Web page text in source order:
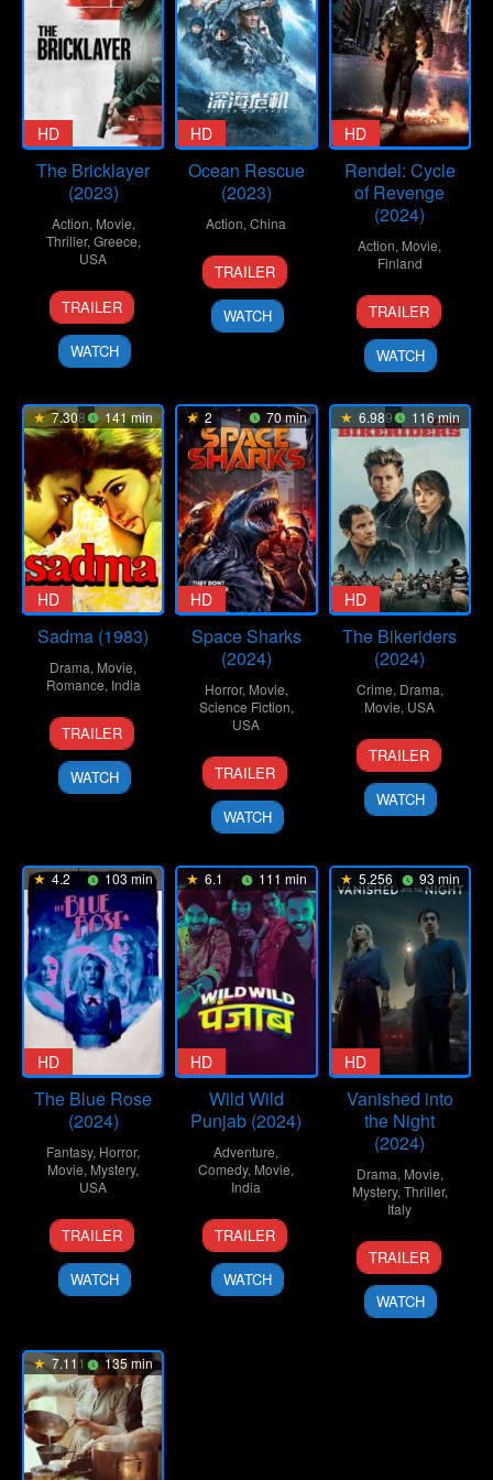
HD
The Bricklayer
(2023)
Action, Movie,
Thriller, Greece,
USA
14
Dec
2023
Renny
Harlin
TRAILER
WATCH
HD
Ocean Rescue
(2023)
Action,China
15
Apr
2023
Dong
Shen
TRAILER
WATCH
HD
Rendel: Cycle
of Revenge
(2024)
Action, Movie,
Finland
28
Jun
2024
Jesse
Haaja
TRAILER
WATCH
7.308 141 min
HD
Sadma (1983)
Drama, Movie,
Romance, India
8
Jul
1983
Balu
Mahendra
TRAILER
WATCH
2 70 min
HD
Space Sharks
(2024)
Horror, Movie,
Science Fiction,
USA
23
Jun
2024
Dustin
Ferguson
TRAILER
WATCH
6.989 116 min
HD
The Bikeriders
(2024)
Crime, Drama,
Movie, USA
19
Jun
2024
Jeff
Nichols
TRAILER
WATCH
4.2 103 min
HD
The Blue Rose
(2024)
Fantasy, Horror,
Movie, Mystery,
USA
12
Jul
2024
George
Baron
TRAILER
WATCH
6.1 111 min
HD
Wild Wild
Punjab (2024)
Adventure,
Comedy, Movie,
India
10
Jul
2024
Simarpreet
Singh
TRAILER
WATCH
5.256 93 min
HD
Vanished into
the Night
(2024)
Drama, Movie,
Mystery,Thriller,
Italy
10
Jul
2024
Renato
De
Maria
TRAILER
WATCH
7.111 135 min